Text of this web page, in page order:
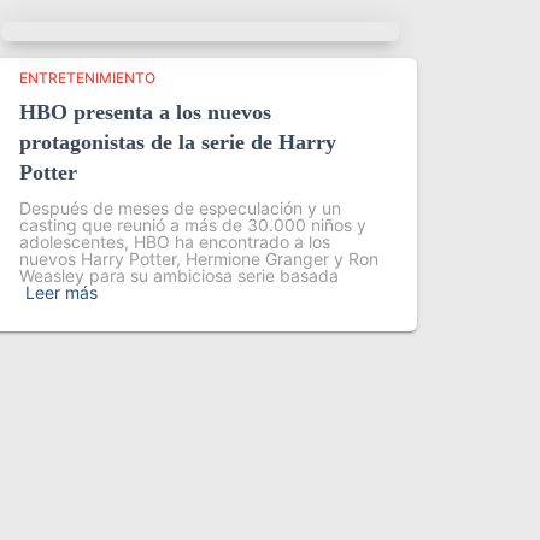
ENTRETENIMIENTO
HBO presenta a los nuevos
protagonistas de la serie de Harry
Potter
Después de meses de especulación y un
casting que reunió a más de 30.000 niños y
adolescentes, HBO ha encontrado a los
nuevos Harry Potter, Hermione Granger y Ron
Weasley para su ambiciosa serie basada
Leer más